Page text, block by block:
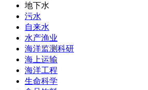
地下水
污水
自来水
水产渔业
海洋监测科研
海上运输
海洋工程
生命科学